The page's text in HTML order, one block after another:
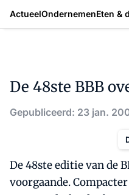
ActueelOndernemenEten &
De 48ste BBB
Gepubliceerd: 23 jan.
De 48ste editie van de
voorgaande.